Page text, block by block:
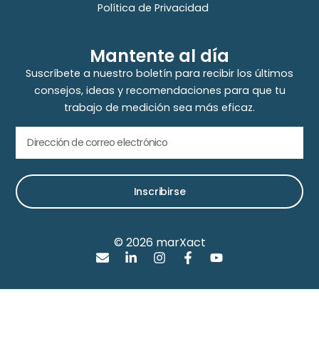
Política de Privacidad
Mantente al día
Suscríbete a nuestro boletín para recibir los últimos
consejos, ideas y recomendaciones para que tu
trabajo de medición sea más eficaz.
Inscribirse
© 2026 marXact